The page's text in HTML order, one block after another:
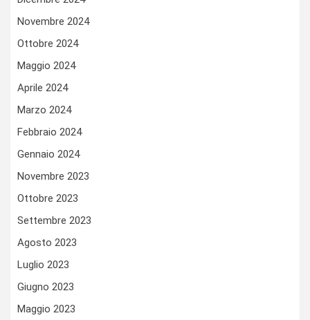
Novembre 2024
Ottobre 2024
Maggio 2024
Aprile 2024
Marzo 2024
Febbraio 2024
Gennaio 2024
Novembre 2023
Ottobre 2023
Settembre 2023
Agosto 2023
Luglio 2023
Giugno 2023
Maggio 2023